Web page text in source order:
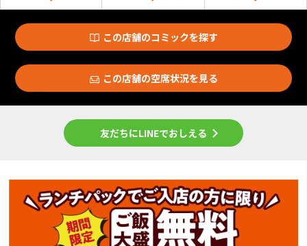
この店舗のコミックを探す
この店舗の空席状況を見る
友だちにLINEでおしえる